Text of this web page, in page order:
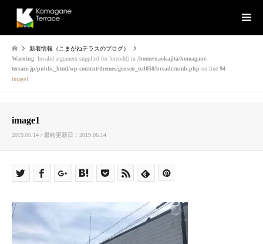
新着情報（こまがねテラスのブログ）
Warning: Invalid argument supplied for foreach() in /home/naokajita/komagane-
terrace.jp/public_html/wp-content/themes/gensen_tcd050/breadcrumb.php on line 94
image1
image1
2019.06.14 / 最終更新日：2019.06.14